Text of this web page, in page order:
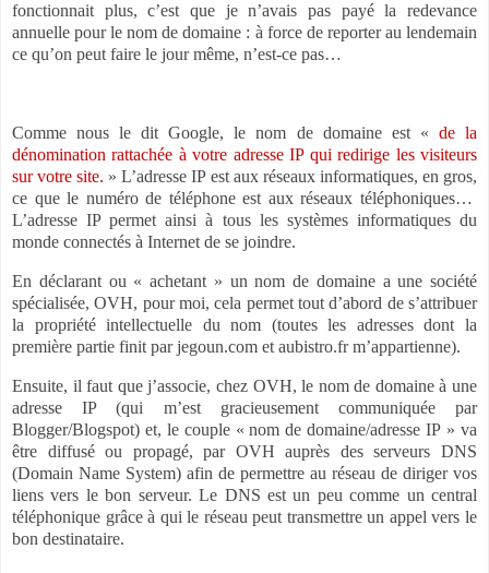
fonctionnait plus, c’est que je n’avais pas payé la redevance
annuelle pour le nom de domaine : à force de reporter au lendemain
ce qu’on peut faire le jour même, n’est-ce pas…
Comme nous le dit Google, le nom de domaine est « de la
dénomination rattachée à votre adresse IP qui redirige les visiteurs
sur votre site. » L’adresse IP est aux réseaux informatiques, en gros,
ce que le numéro de téléphone est aux réseaux téléphoniques…
L’adresse IP permet ainsi à tous les systèmes informatiques du
monde connectés à Internet de se joindre.
En déclarant ou « achetant » un nom de domaine a une société
spécialisée, OVH, pour moi, cela permet tout d’abord de s’attribuer
la propriété intellectuelle du nom (toutes les adresses dont la
première partie finit par jegoun.com et aubistro.fr m’appartienne).
Ensuite, il faut que j’associe, chez OVH, le nom de domaine à une
adresse IP (qui m’est gracieusement communiquée par
Blogger/Blogspot) et, le couple « nom de domaine/adresse IP » va
être diffusé ou propagé, par OVH auprès des serveurs DNS
(Domain Name System) afin de permettre au réseau de diriger vos
liens vers le bon serveur. Le DNS est un peu comme un central
téléphonique grâce à qui le réseau peut transmettre un appel vers le
bon destinataire.